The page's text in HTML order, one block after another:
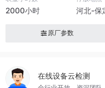
2000小时 河北-保
原厂参数
在线设备云检测